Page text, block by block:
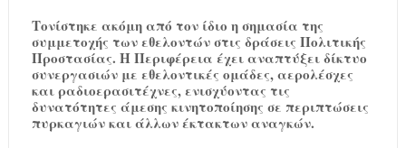
Τονίστηκε ακόμη από τον ίδιο η σημασία της
συμμετοχής των εθελοντών στις δράσεις Πολιτικής
Προστασίας. Η Περιφέρεια έχει αναπτύξει δίκτυο
συνεργασιών με εθελοντικές ομάδες, αερολέσχες
και ραδιοερασιτέχνες, ενισχύοντας τις
δυνατότητες άμεσης κινητοποίησης σε περιπτώσεις
πυρκαγιών και άλλων έκτακτων αναγκών.